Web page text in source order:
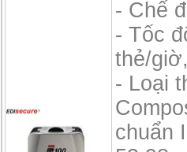
- Chế
- Tốc
thẻ/
- Loại
chuẩn